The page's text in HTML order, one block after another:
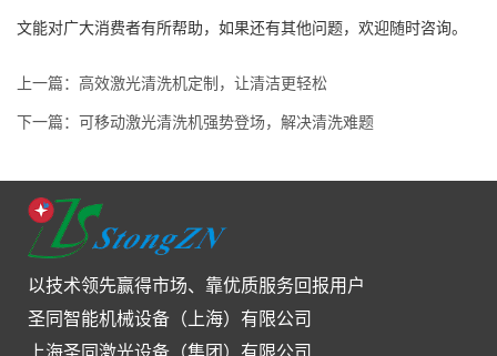
文能对广大消费者有所帮助，如果还有其他问题，欢迎随时咨询。
上一篇：高效激光清洗机定制，让清洁更轻松
下一篇：可移动激光清洗机强势登场，解决清洗难题
以技术领先赢得市场、靠优质服务回报用户
圣同智能机械设备（上海）有限公司